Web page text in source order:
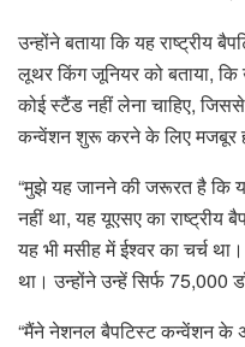
उन्होंने बताया कि यह राष्ट्रीय
लूथर किंग जूनियर को बताया,
कोई स्टैंड नहीं लेना चाहिए,
कन्वेंशन शुरू करने के लिए मजबूर
“मुझे यह जानने की जरूरत है कि
नहीं था, यह यूएसए का राष्ट्रीय
यह भी मसीह में ईश्वर का चर्च
था। उन्होंने उन्हें सिर्फ 75,000
“मैंने नेशनल बैपटिस्ट कन्वेंशन के